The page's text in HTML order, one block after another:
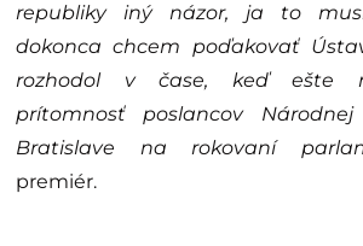
republiky iný názor, ja to
dokonca chcem poďakovať
rozhodol v čase, keď ešte
prítomnosť poslancov
Bratislave na rokovaní
premiér.